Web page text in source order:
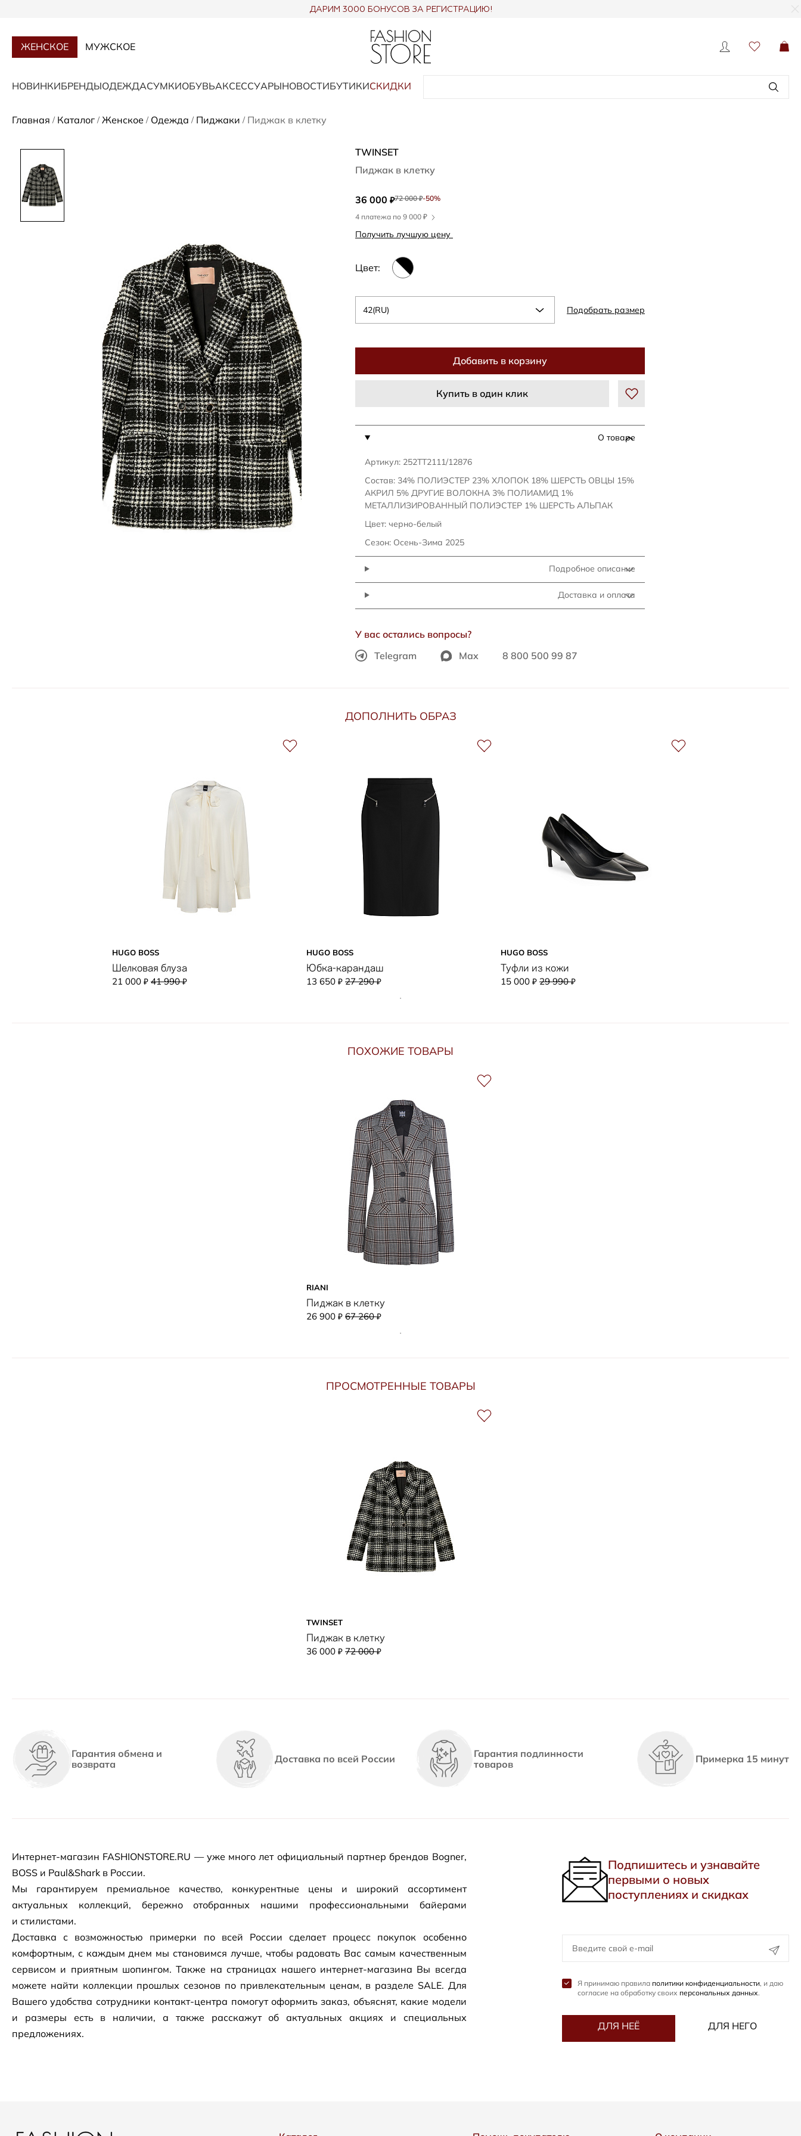
ДАРИМ 3000 БОНУСОВ ЗА РЕГИСТРАЦИЮ!
ЖЕНСКОЕ МУЖСКОЕ
НОВИНКИБРЕНДЫОДЕЖДАСУМКИОБУВЬАКСЕССУАРЫНОВОСТИБУТИКИСКИДКИ
Главная / Каталог / Женское / Одежда / Пиджаки / Пиджак в клетку
TWINSET
Пиджак в клетку
36 000 ₽72 000₽-50%
4 платежа по 9 000 ₽
Получить лучшую цену
Цвет:
42(RU) Подобрать размер
Добавить в корзину
Купить в один клик
О товаре
Артикул: 252TT2111/12876
Состав: 34% ПОЛИЭСТЕР 23% ХЛОПОК 18% ШЕРСТЬ ОВЦЫ 15%
АКРИЛ 5% ДРУГИЕ ВОЛОКНА 3% ПОЛИАМИД 1%
МЕТАЛЛИЗИРОВАННЫЙ ПОЛИЭСТЕР 1% ШЕРСТЬ АЛЬПАК
Цвет: черно-белый
Сезон: Осень-Зима 2025
Подробное описание
Доставка и оплата
У вас остались вопросы?
Telegram
Max 8 800 500 99 87
ДОПОЛНИТЬ ОБРАЗ
HUGO BOSS
Шелковая блуза
21 000 ₽ 41 990₽
HUGO BOSS
Юбка-карандаш
13 650 ₽ 27 290₽
HUGO BOSS
Туфли из кожи
15 000 ₽ 29 990₽
ПОХОЖИЕ ТОВАРЫ
RIANI
Пиджак в клетку
26 900 ₽ 67 260₽
ПРОСМОТРЕННЫЕ ТОВАРЫ
TWINSET
Пиджак в клетку
36 000 ₽ 72 000₽
Гарантия обмена и
возврата
Доставка по всей России
Гарантия подлинности
товаров
Примерка 15 минут
Интернет-магазин FASHIONSTORE.RU — уже много лет официальный партнер брендов Bogner,
BOSS и Paul&Shark в России.
Мы гарантируем премиальное качество, конкурентные цены и широкий ассортимент
актуальных коллекций, бережно отобранных нашими профессиональными байерами
и стилистами.
Доставка с возможностью примерки по всей России сделает процесс покупок особенно
комфортным, с каждым днем мы становимся лучше, чтобы радовать Вас самым качественным
сервисом и приятным шопингом. Также на страницах нашего интернет-магазина Вы всегда
можете найти коллекции прошлых сезонов по привлекательным ценам, в разделе SALE. Для
Вашего удобства сотрудники контакт-центра помогут оформить заказ, объяснят, какие модели
и размеры есть в наличии, а также расскажут об актуальных акциях и специальных
предложениях.
Подпишитесь и узнавайте
первыми о новых
поступлениях и скидках
Я принимаю правила политики конфиденциальности, и даю
согласие на обработку своих персональных данных.
ДЛЯ НЕЁ ДЛЯ НЕГО